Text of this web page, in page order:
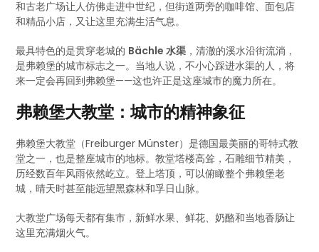
和古老广场让人仿佛走进中世纪，但街道两旁的咖啡馆、面包店
和精品小店，又让这里充满生活气息。
最具特色的是贯穿老城的 Bächle 水渠 ，清澈的溪水沿街流淌，
是弗赖堡的城市标志之一。当地人说，不小心踩进水渠的人，将
来一定会再回到弗赖堡——这也许正是这座城市的魔力所在。
弗赖堡大教堂：城市的精神象征
弗赖堡大教堂（Freiburger Münster）是德国最美丽的哥特式教
堂之一，也是整座城市的地标。教堂塔楼高耸，石雕细节精美，
历经数百年风雨依然屹立。登上塔顶，可以俯瞰整个弗赖堡老
城，晴天时甚至能远望黑森林和孚日山脉。
大教堂广场每天都有集市，新鲜水果、鲜花、奶酪和当地香肠让
这里充满烟火气。